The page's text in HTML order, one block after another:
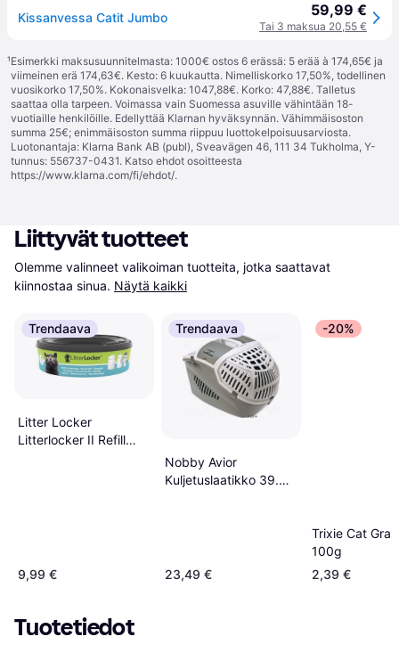
Kissanvessa Catit Jumbo 59,99 €
Tai 3 maksua 20,55 €
¹Esimerkki maksusuunnitelmasta: 1000€ ostos 6 erässä: 5 erää à 174,65€ ja
viimeinen erä 174,63€. Kesto: 6 kuukautta. Nimelliskorko 17,50%, todellinen
vuosikorko 17,50%. Kokonaisvelka: 1047,88€. Korko: 47,88€. Talletus
saattaa olla tarpeen. Voimassa vain Suomessa asuville vähintään 18-
vuotiaille henkilöille. Edellyttää Klarnan hyväksynnän. Vähimmäisoston
summa 25€; enimmäisoston summa riippuu luottokelpoisuusarviosta.
Luotonantaja: Klarna Bank AB (publ), Sveavägen 46, 111 34 Tukholma, Y-
tunnus: 556737-0431. Katso ehdot osoitteesta
https://www.klarna.com/fi/ehdot/.
Liittyvät tuotteet
Olemme valinneet valikoiman tuotteita, jotka saattavat
kiinnostaa sinua. Näytä kaikki
Trendaava
Litter Locker
Litterlocker II Refill
9,99 €
Trendaava
Nobby Avior
Kuljetuslaatikko 39.5
23,49 €
-20%
Trixie Cat
100g
2,39 €
Tuotetiedot